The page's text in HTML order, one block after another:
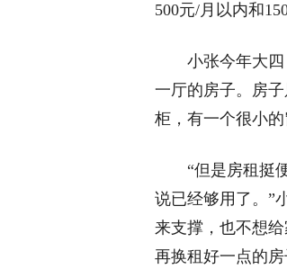
500元/月以内和
小张今年大四
一厅的房子。房
柜，有一个很小
“但是房租挺便
说已经够用了。”
来支撑，也不想
再换租好一点的房